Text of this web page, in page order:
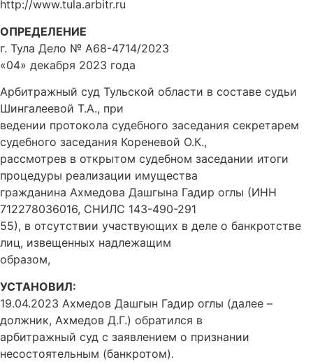
http://www.tula.arbitr.ru
ОПРЕДЕЛЕНИЕ
г. Тула Дело № А68-4714/2023
«04» декабря 2023 года
Арбитражный суд Тульской области в составе судьи
Шингалеевой Т.А., при
ведении протокола судебного заседания секретарем
судебного заседания Кореневой О.К.,
рассмотрев в открытом судебном заседании итоги
процедуры реализации имущества
гражданина Ахмедова Дашгына Гадир оглы (ИНН
712278036016, СНИЛС 143-490-291
55), в отсутствии участвующих в деле о банкротстве
лиц, извещенных надлежащим
образом,
УСТАНОВИЛ:
19.04.2023 Ахмедов Дашгын Гадир оглы (далее –
должник, Ахмедов Д.Г.) обратился в
арбитражный суд с заявлением о признании
несостоятельным (банкротом).